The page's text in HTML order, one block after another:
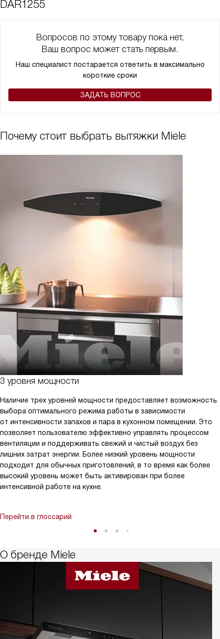
DAR1255
Вопросов по этому товару пока нет,
Ваш вопрос может стать первым.
Наш специалист постарается ответить в максимально
короткие сроки
ЗАДАТЬ ВОПРОС
Почему стоит выбрать вытяжки Miele
3 уровня мощности
Наличие трех уровней мощности предоставляет возможность
выбора оптимального режима работы в зависимости
от интенсивности запахов и пара в кухонном помещении. Это
позволяет пользователю эффективно управлять процессом
вентиляции и поддерживать свежий и чистый воздух без
лишних затрат энергии. Более низкий уровень мощности
подходит для обычных приготовлений, в то время как более
высокий уровень может быть активирован при более
интенсивной работе на кухне.
Перейти в глоссарий
О бренде Miele